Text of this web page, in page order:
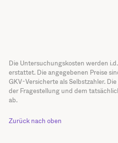
Die Untersuchungskosten werden
erstattet. Die angegebenen Preise
GKV-Versicherte als Selbstzahler.
der Fragestellung und dem
ab.
Zurück nach oben